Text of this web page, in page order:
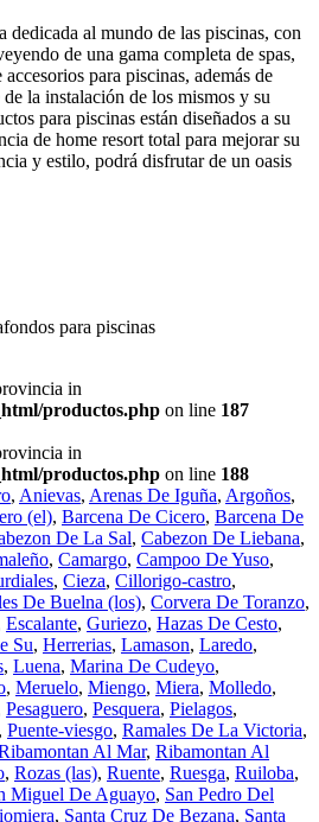
dedicada al mundo de las piscinas, con
de una gama completa de spas,
para piscinas, además de
la instalación de los mismos y su
para piscinas están diseñados a su
de home resort total para mejorar su
y estilo, podrá disfrutar de un oasis
para piscinas
in
productos.php on line 187
in
productos.php on line 188
, Anievas, Arenas De Iguña, Argoños,
(el), Barcena De Cicero, Barcena De
De La Sal, Cabezon De Liebana,
, Camargo, Campoo De Yuso,
, Cieza, Cillorigo-castro,
De Buelna (los), Corvera De Toranzo,
Escalante, Guriezo, Hazas De Cesto,
Su, Herrerias, Lamason, Laredo,
, Luena, Marina De Cudeyo,
, Meruelo, Miengo, Miera, Molledo,
Pesaguero, Pesquera, Pielagos,
, Puente-viesgo, Ramales De La Victoria,
Al Mar, Ribamontan Al
, Rozas (las), Ruente, Ruesga, Ruiloba,
Miguel De Aguayo, San Pedro Del
, Santa Cruz De Bezana, Santa